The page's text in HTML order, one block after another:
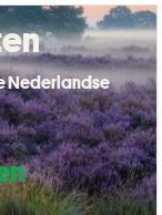
Nederlandse